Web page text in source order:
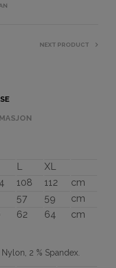
NEXT PRODUCT
L
XL
108 112
cm
57 59
cm
62 64 cm
2 % Spandex.